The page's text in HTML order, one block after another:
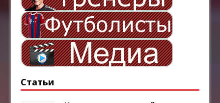
Статьи